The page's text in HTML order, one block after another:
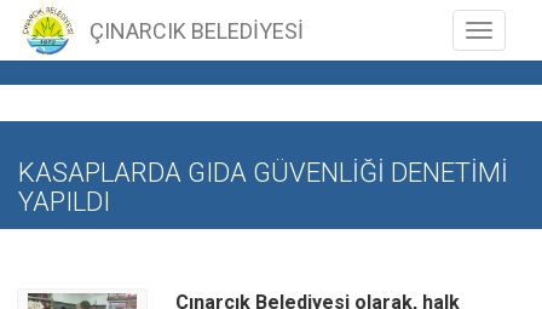
Toggle
ÇINARCIK BELEDİYESİ
KASAPLARDA GIDA GÜVENLİĞİ DENETİMİ
YAPILDI
Çınarcık Belediyesi olarak, halk